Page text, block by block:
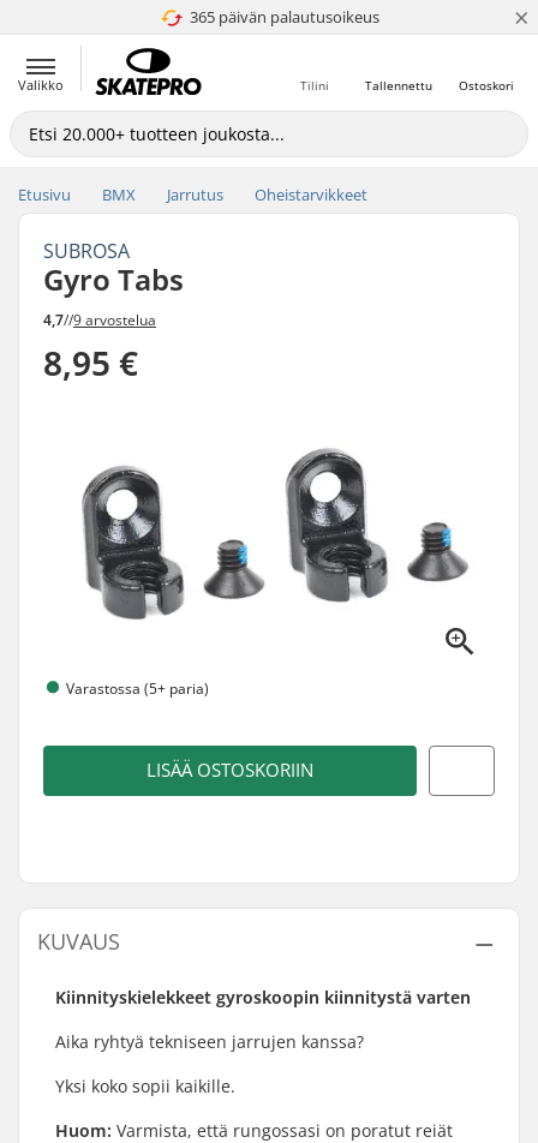
365 päivän palautusoikeus
4.8 / 5 ×
Valikko Ostoskori
Tallennettu
Tilini
Etusivu BMX Jarrutus Oheistarvikkeet
SUBROSA
Gyro Tabs
4,7//9 arvostelua
8,95 €
Varastossa (5+ paria)
LISÄÄ OSTOSKORIIN
KUVAUS
Kiinnityskielekkeet gyroskoopin kiinnitystä varten
Aika ryhtyä tekniseen jarrujen kanssa?
Yksi koko sopii kaikille.
Huom: Varmista, että rungossasi on poratut reiät